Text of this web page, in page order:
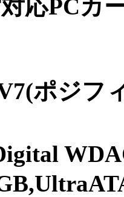
対応PC
ポジ